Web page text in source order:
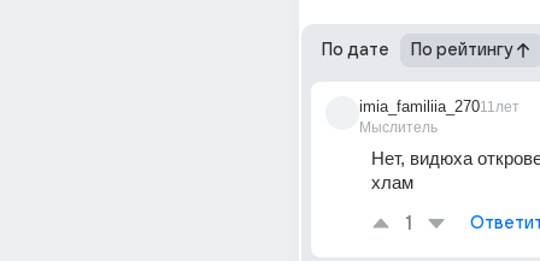
По дате По рейтингу
imia_familiia_270
Мыслитель
11лет
Нет, видюха
хлам
1